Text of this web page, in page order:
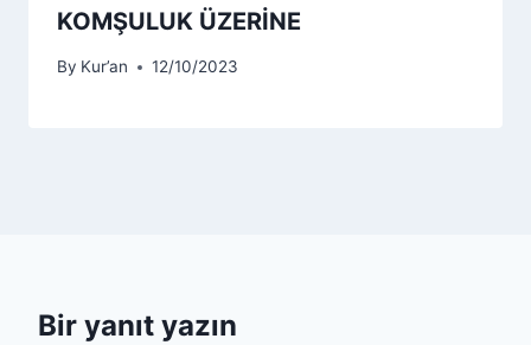
KOMŞULUK ÜZERİNE
By Kur’an 12/10/2023
Bir yanıt yazın